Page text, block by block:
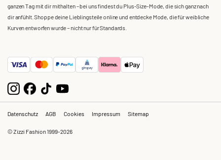
ganzen Tag mit dir mithalten – bei uns findest du Plus-Size-Mode, die sich ganz nach
dir anfühlt. Shoppe deine Lieblingsteile online und entdecke Mode, die für weibliche
Kurven entworfen wurde – nicht nur für Standards.
Datenschutz AGB Cookies Impressum Sitemap
© Zizzi Fashion 1999-2026